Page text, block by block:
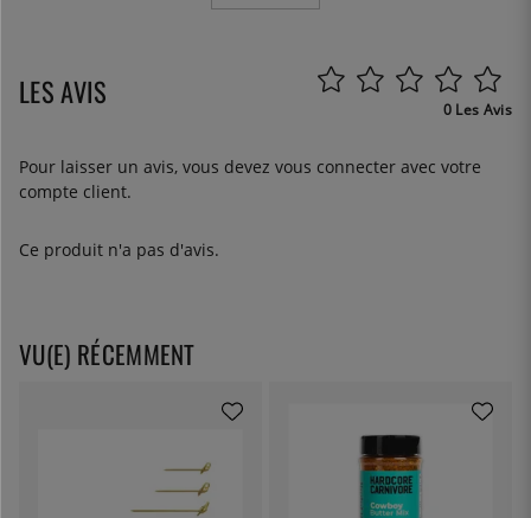
LES AVIS 0 Les Avis
Pour laisser un avis, vous devez vous connecter avec votre
compte client.
Ce produit n'a pas d'avis.
VU(E) RÉCEMMENT